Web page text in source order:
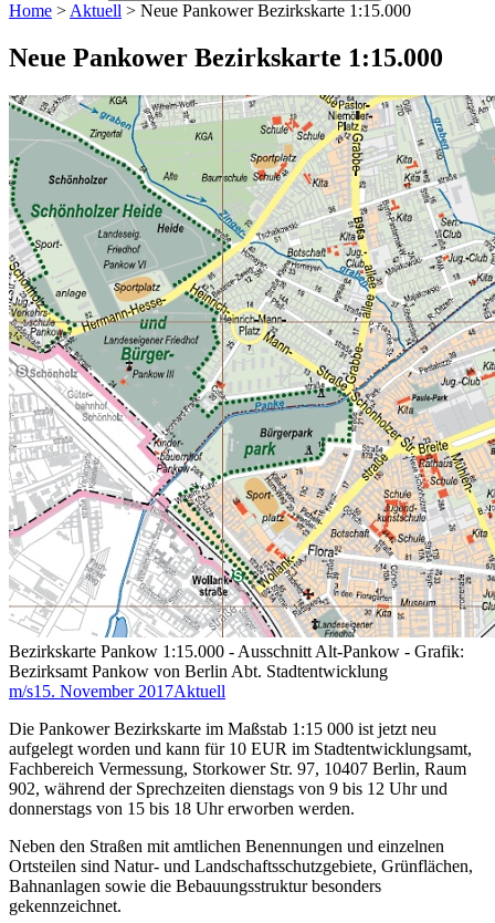
Home >Aktuell > Neue Pankower Bezirkskarte 1:15.000
Neue Pankower Bezirkskarte 1:15.000
Bezirkskarte Pankow 1:15.000 - Ausschnitt Alt-Pankow - Grafik:
Bezirksamt Pankow von Berlin Abt. Stadtentwicklung
m/s15. November 2017Aktuell
Die Pankower Bezirkskarte im Maßstab 1:15 000 ist jetzt neu
aufgelegt worden und kann für 10 EUR im Stadtentwicklungsamt,
Fachbereich Vermessung, Storkower Str. 97, 10407 Berlin, Raum
902, während der Sprechzeiten dienstags von 9 bis 12 Uhr und
donnerstags von 15 bis 18 Uhr erworben werden.
Neben den Straßen mit amtlichen Benennungen und einzelnen
Ortsteilen sind Natur- und Landschaftsschutzgebiete, Grünflächen,
Bahnanlagen sowie die Bebauungsstruktur besonders
gekennzeichnet.